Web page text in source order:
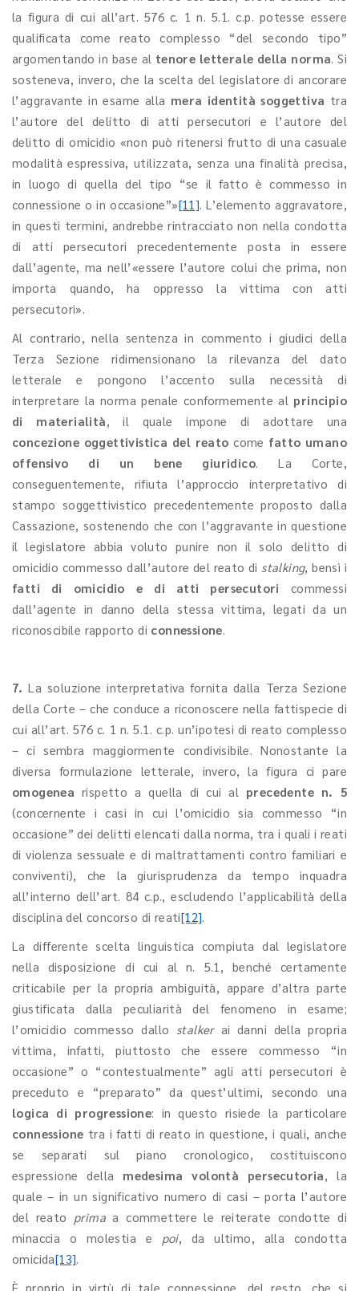
la figura di cui all’art. 576 c. 1 n. 5.1. c.p. potesse essere
qualificata come reato complesso “del secondo tipo”
argomentando in base al tenore letterale della norma. Si
sosteneva, invero, che la scelta del legislatore di ancorare
l’aggravante in esame alla mera identità soggettiva tra
l’autore del delitto di atti persecutori e l’autore del
delitto di omicidio «non può ritenersi frutto di una casuale
modalità espressiva, utilizzata, senza una finalità precisa,
in luogo di quella del tipo “se il fatto è commesso in
connessione o in occasione”»[11]. L’elemento aggravatore,
in questi termini, andrebbe rintracciato non nella condotta
di atti persecutori precedentemente posta in essere
dall’agente, ma nell’«essere l’autore colui che prima, non
importa quando, ha oppresso la vittima con atti
persecutori».
Al contrario, nella sentenza in commento i giudici della
Terza Sezione ridimensionano la rilevanza del dato
letterale e pongono l’accento sulla necessità di
interpretare la norma penale conformemente al principio
di materialità, il quale impone di adottare una
concezione oggettivistica del reato come fatto umano
offensivo di un bene giuridico. La Corte,
conseguentemente, rifiuta l’approccio interpretativo di
stampo soggettivistico precedentemente proposto dalla
Cassazione, sostenendo che con l’aggravante in questione
il legislatore abbia voluto punire non il solo delitto di
omicidio commesso dall’autore del reato di stalking, bensì i
fatti di omicidio e di atti persecutori commessi
dall’agente in danno della stessa vittima, legati da un
riconoscibile rapporto di connessione.
7. La soluzione interpretativa fornita dalla Terza Sezione
della Corte – che conduce a riconoscere nella fattispecie di
cui all’art. 576 c. 1 n. 5.1. c.p. un’ipotesi di reato complesso
– ci sembra maggiormente condivisibile. Nonostante la
diversa formulazione letterale, invero, la figura ci pare
omogenea rispetto a quella di cui al precedente n. 5
(concernente i casi in cui l’omicidio sia commesso “in
occasione” dei delitti elencati dalla norma, tra i quali i reati
di violenza sessuale e di maltrattamenti contro familiari e
conviventi), che la giurisprudenza da tempo inquadra
all’interno dell’art. 84 c.p., escludendo l’applicabilità della
disciplina del concorso di reati[12].
La differente scelta linguistica compiuta dal legislatore
nella disposizione di cui al n. 5.1, benché certamente
criticabile per la propria ambiguità, appare d’altra parte
giustificata dalla peculiarità del fenomeno in esame;
l’omicidio commesso dallo stalkerai danni della propria
vittima, infatti, piuttosto che essere commesso “in
occasione” o “contestualmente” agli atti persecutori è
preceduto e “preparato” da quest’ultimi, secondo una
logica di progressione: in questo risiede la particolare
connessione tra i fatti di reato in questione, i quali, anche
se separati sul piano cronologico, costituiscono
espressione della medesima volontà persecutoria, la
quale – in un significativo numero di casi – porta l’autore
del reato primaa commettere le reiterate condotte di
minaccia o molestia e poi, da ultimo, alla condotta
omicida[13].
È proprio in virtù di tale connessione, del resto, che si